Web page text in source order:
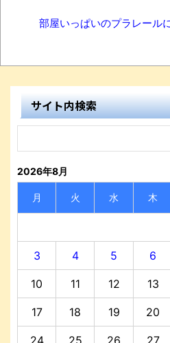
部屋いっぱいのプラレール
サイト内検索
2026年8月
月 火 水 木
3 4 5 6
10 11 12 13
17 18 19 20
24 25 26 27